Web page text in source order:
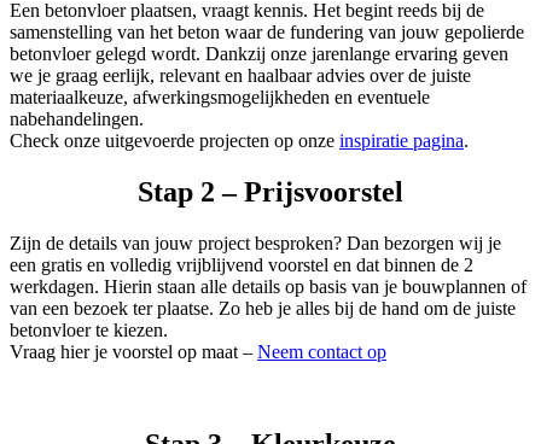
Een betonvloer plaatsen, vraagt kennis. Het begint reeds bij de
samenstelling van het beton waar de fundering van jouw gepolierde
betonvloer gelegd wordt. Dankzij onze jarenlange ervaring geven
we je graag eerlijk, relevant en haalbaar advies over de juiste
materiaalkeuze, afwerkingsmogelijkheden en eventuele
nabehandelingen.
Check onze uitgevoerde projecten op onze inspiratie pagina.
Stap 2 – Prijsvoorstel
Zijn de details van jouw project besproken? Dan bezorgen wij je
een gratis en volledig vrijblijvend voorstel en dat binnen de 2
werkdagen. Hierin staan alle details op basis van je bouwplannen of
van een bezoek ter plaatse. Zo heb je alles bij de hand om de juiste
betonvloer te kiezen.
Vraag hier je voorstel op maat – Neem contact op